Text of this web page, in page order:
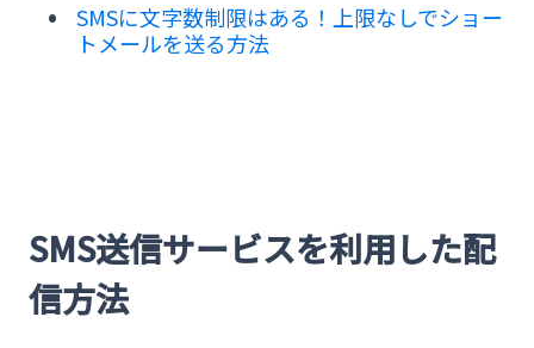
SMSに文字数制限はある！上限なしでショー
トメールを送る方法
SMS送信サービスを利用した配
信方法